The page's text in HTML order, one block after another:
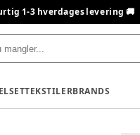
1-3 hverdages levering 🚚
TEKSTILERBRANDS